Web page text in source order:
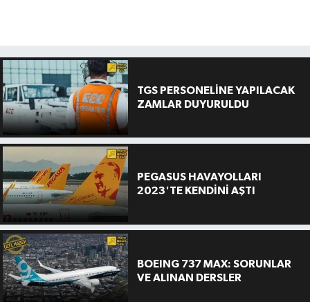
TGS PERSONELİNE YAPILACAK
ZAMLAR DUYURULDU
PEGASUS HAVAYOLLARI
2023'TE KENDİNİ AŞTI
BOEING 737 MAX: SORUNLAR
VE ALINAN DERSLER